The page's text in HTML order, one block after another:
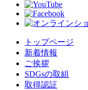
トップページ
新着情報
ご挨拶
SDGsの取組
取得認証